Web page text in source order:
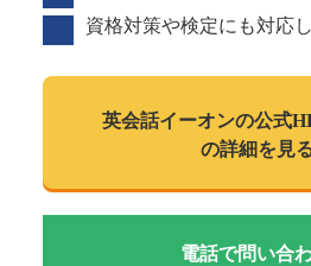
資格対策や検定にも対応
英会話イーオンの公式
の詳細を見
電話で問い合